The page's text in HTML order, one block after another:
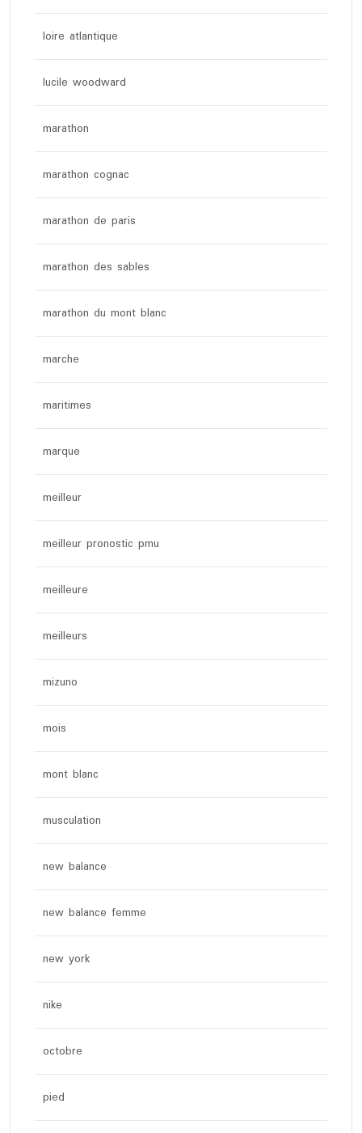
loire atlantique
lucile woodward
marathon
marathon cognac
marathon de paris
marathon des sables
marathon du mont blanc
marche
maritimes
marque
meilleur
meilleur pronostic pmu
meilleure
meilleurs
mizuno
mois
mont blanc
musculation
new balance
new balance femme
new york
nike
octobre
pied